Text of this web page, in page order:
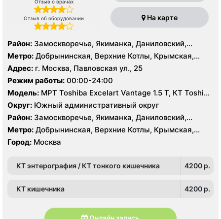
Отзыв о врачах
Отзыв об оборудовании На карте
Район: Замоскворечье, Якиманка, Даниловский,
Донской
Метро: Добрынинская, Верхние Котлы, Крымская,
Ленинский проспект, Новокузнецкая, Октябрьская,
Павелецкая, Полянка, Серпуховская, Третьяковская,
Тульская, Шаболовская
Адрес: г. Москва, Павловская ул., 25
Режим работы: 00:00-24:00
Модель: МРТ Toshiba Excelart Vantage 1.5 Т, КТ Toshiba
Aquilion PRIME 160 срезов, УЗИ
Округ: Южный административный округ
Район: Замоскворечье, Якиманка, Даниловский,
Донской
Метро: Добрынинская, Верхние Котлы, Крымская,
Ленинский проспект, Новокузнецкая, Октябрьская,
Павелецкая, Полянка, Серпуховская, Третьяковская,
Город: Москва
КТ энтерография / КТ тонкого кишечника 4200 p.
КТ кишечника 4200 p.